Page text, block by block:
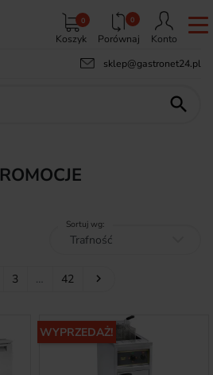
Koszyk
0 0
Porównaj
Konto
sklep@gastronet24.pl

Sortuj wg:
3 … 42 Następny

WYPRZEDAŻ!